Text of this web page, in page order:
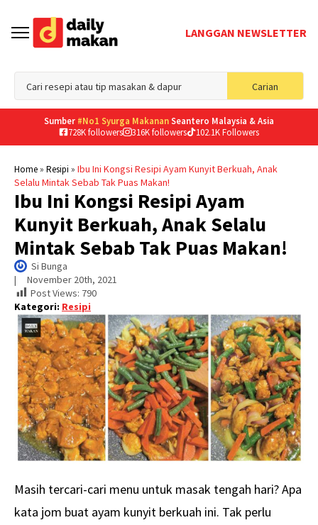
LANGGAN NEWSLETTER
Carian
for:
Sumber #No1 Syurga MakananSeantero Malaysia & Asia
728K followers
316K followers 102.1K Followers
Home» Resipi » Ibu Ini Kongsi Resipi Ayam Kunyit Berkuah, Anak
Selalu Mintak Sebab Tak Puas Makan!
Ibu Ini Kongsi Resipi Ayam
Kunyit Berkuah, Anak Selalu
Mintak Sebab Tak Puas Makan!
Si Bunga
| November 20th, 2021
Post Views: 790
Kategori: Resipi
Masih tercari-cari menu untuk masak tengah hari? Apa
kata jom buat ayam kunyit berkuah ini. Tak perlu